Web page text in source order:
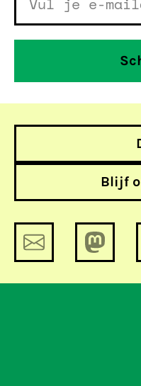
Blijf